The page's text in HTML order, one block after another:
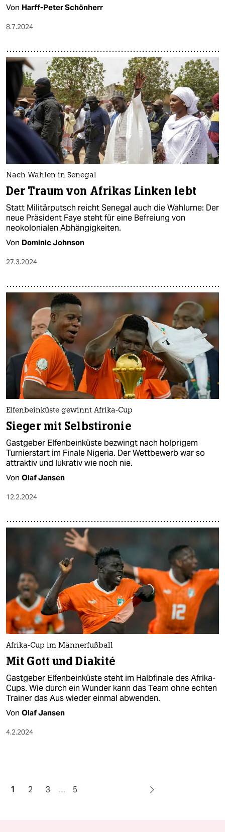
Von Harff-Peter Schönherr
8.7.2024
Nach Wahlen in Senegal
Der Traum von Afrikas Linken lebt
Statt Militärputsch reicht Senegal auch die Wahlurne: Der
neue Präsident Faye steht für eine Befreiung von
neokolonialen Abhängigkeiten.
Von Dominic Johnson
27.3.2024
Elfenbeinküste gewinnt Afrika-Cup
Sieger mit Selbstironie
Gastgeber Elfenbeinküste bezwingt nach holprigem
Turnierstart im Finale Nigeria. Der Wettbewerb war so
attraktiv und lukrativ wie noch nie.
Von Olaf Jansen
12.2.2024
Afrika-Cup im Männerfußball
Mit Gott und Diakité
Gastgeber Elfenbeinküste steht im Halbfinale des Afrika-
Cups. Wie durch ein Wunder kann das Team ohne echten
Trainer das Aus wieder einmal abwenden.
Von Olaf Jansen
4.2.2024
1 2 3 … 5